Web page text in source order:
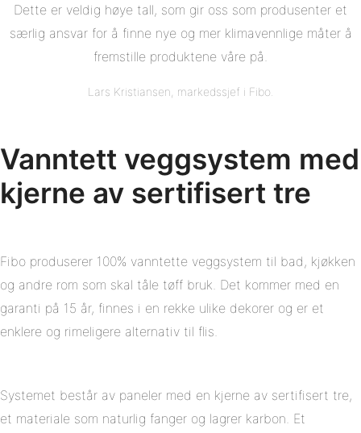
Dette er veldig høye tall, som gir oss som produsenter et
særlig ansvar for å finne nye og mer klimavennlige måter å
fremstille produktene våre på.
Lars Kristiansen, markedssjef i Fibo.
Vanntett veggsystem med
kjerne av sertifisert tre
Fibo produserer 100% vanntette veggsystem til bad, kjøkken
og andre rom som skal tåle tøff bruk. Det kommer med en
garanti på 15 år, finnes i en rekke ulike dekorer og er et
enklere og rimeligere alternativ til flis.
Systemet består av paneler med en kjerne av sertifisert tre,
et materiale som naturlig fanger og lagrer karbon. Et